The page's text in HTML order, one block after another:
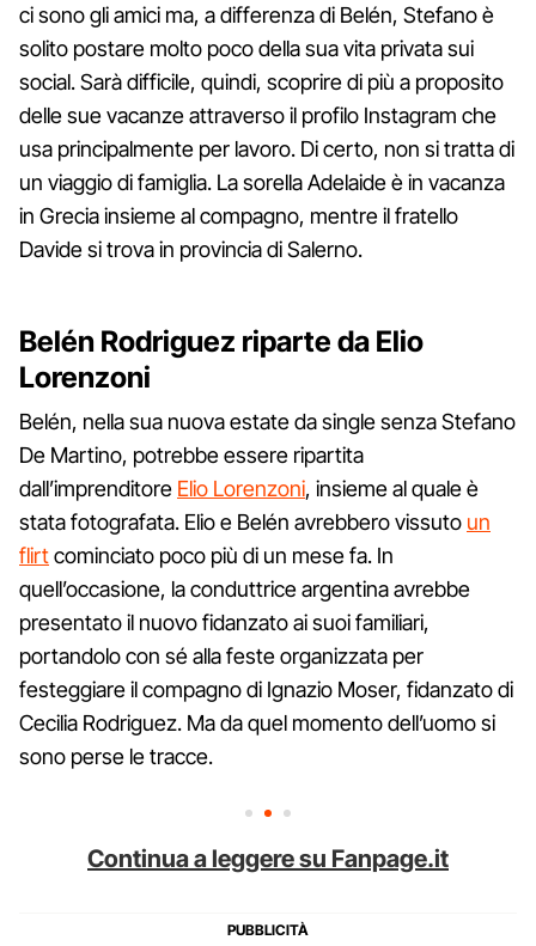
ci sono gli amici ma, a differenza di Belén, Stefano è
solito postare molto poco della sua vita privata sui
social. Sarà difficile, quindi, scoprire di più a proposito
delle sue vacanze attraverso il profilo Instagram che
usa principalmente per lavoro. Di certo, non si tratta di
un viaggio di famiglia. La sorella Adelaide è in vacanza
in Grecia insieme al compagno, mentre il fratello
Davide si trova in provincia di Salerno.
Belén Rodriguez riparte da Elio
Lorenzoni
Belén, nella sua nuova estate da single senza Stefano
De Martino, potrebbe essere ripartita
dall’imprenditore Elio Lorenzoni, insieme al quale è
stata fotografata. Elio e Belén avrebbero vissuto un
flirtcominciato poco più di un mese fa. In
quell’occasione, la conduttrice argentina avrebbe
presentato il nuovo fidanzato ai suoi familiari,
portandolo con sé alla feste organizzata per
festeggiare il compagno di Ignazio Moser, fidanzato di
Cecilia Rodriguez. Ma da quel momento dell’uomo si
sono perse le tracce.
Continua a leggere su Fanpage.it